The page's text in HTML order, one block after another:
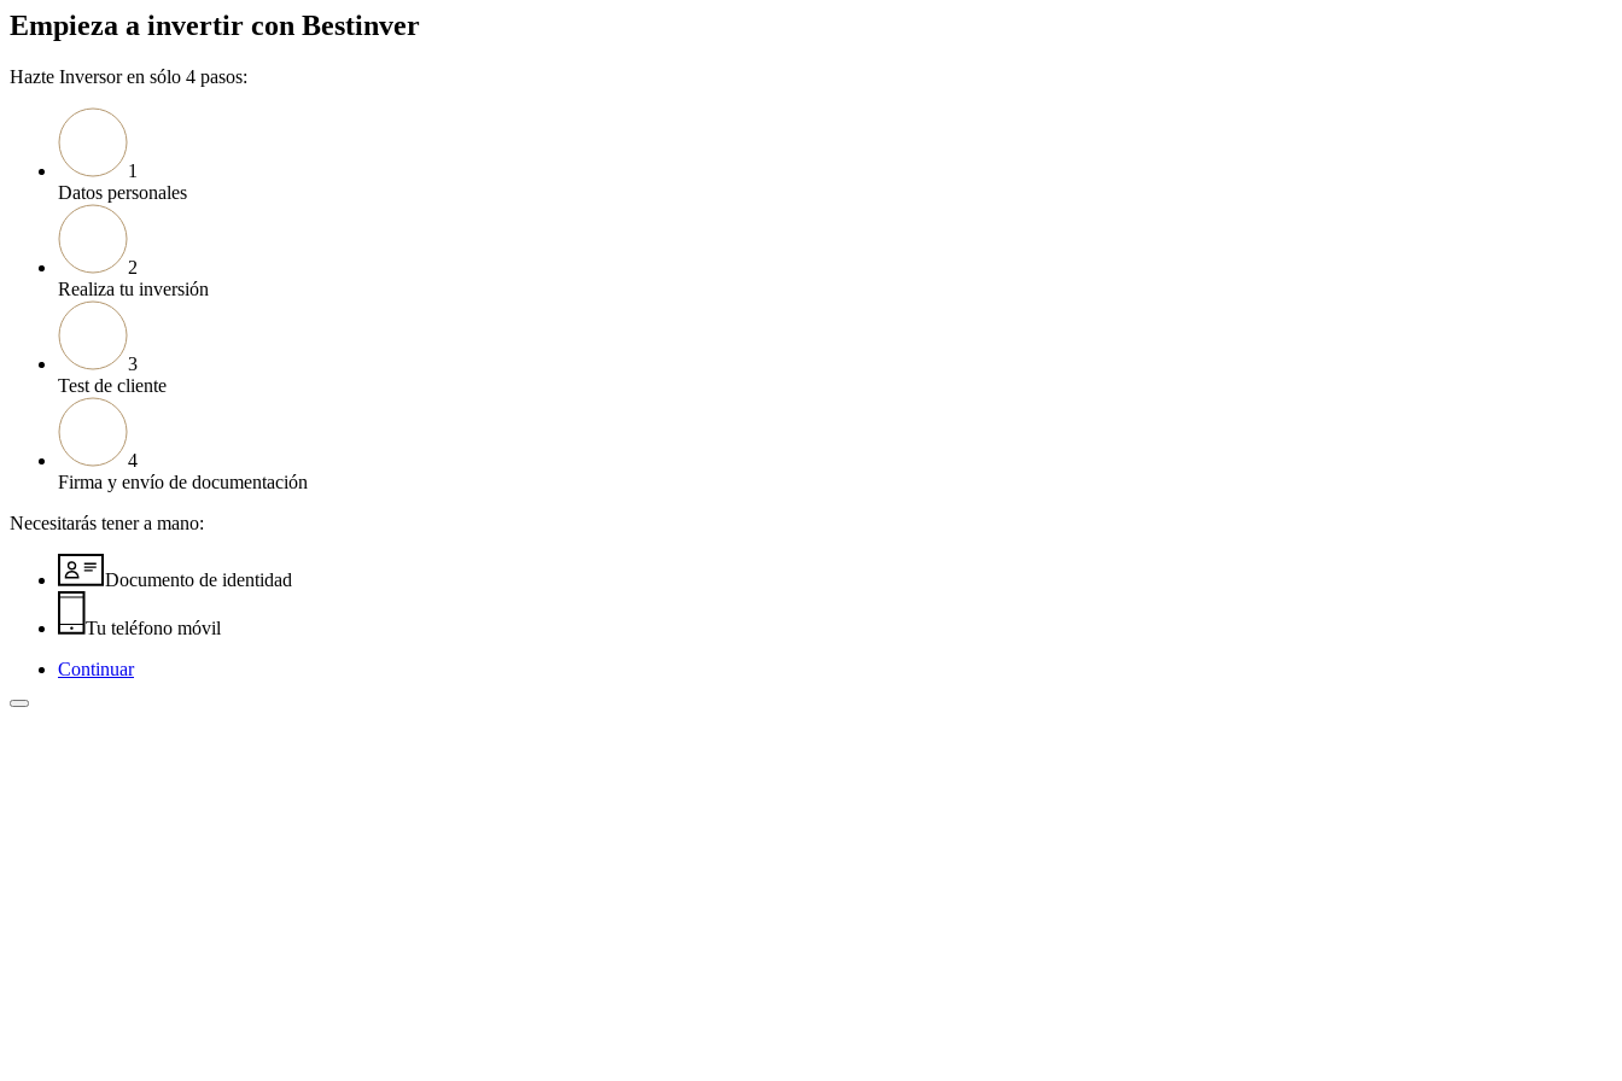
Empieza a invertir con Bestinver
Hazte Inversor en sólo 4 pasos:
1
Datos personales
2
Realiza tu inversión
3
Test de cliente
4
Firma y envío de documentación
Necesitarás tener a mano:
Documento de identidad
Tu teléfono móvil
Continuar